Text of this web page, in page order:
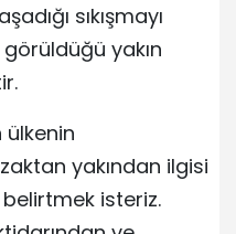
sıkışmayı
yakın
yakından ilgisi
belirtmek isteriz.